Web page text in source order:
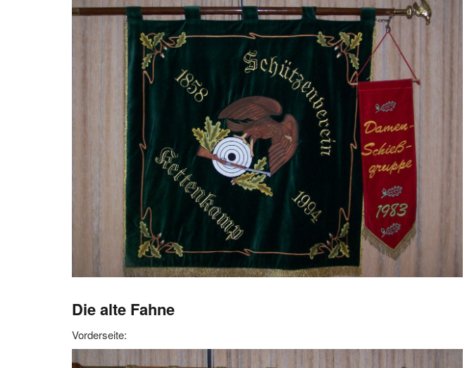
Die alte Fahne
Vorderseite: